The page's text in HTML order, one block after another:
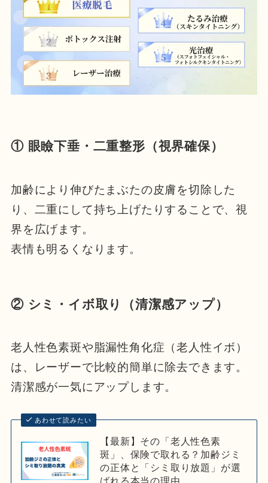
① 眼瞼下垂・二重整形（視界確保）
加齢により伸びたまぶたの皮膚を切除した
り、二重にして持ち上げたりすることで、視
界を広げます。
表情も明るくなります。
② シミ・イボ取り（清潔感アップ）
老人性色素斑や脂漏性角化症（老人性イボ）
は、レーザーで比較的簡単に除去できます。
清潔感が一気にアップします。
あわせて読みたい
【最新】その「老人性色素
斑」、保険で取れる？加齢ジミ
の正体と「シミ取り放題」が選
ばれる本当の理由